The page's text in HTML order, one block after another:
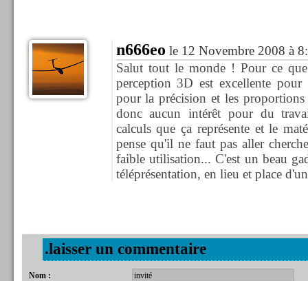
n666eo le 12 Novembre 2008 à
Salut tout le monde ! Pour ce
perception 3D est excellente
pour la précision et les proportions
donc aucun intérêt pour du
calculs que ça représente et le
pense qu'il ne faut pas aller
faible utilisation... C'est un beau
téléprésentation, en lieu et place
.laisser un commentaire
Nom :